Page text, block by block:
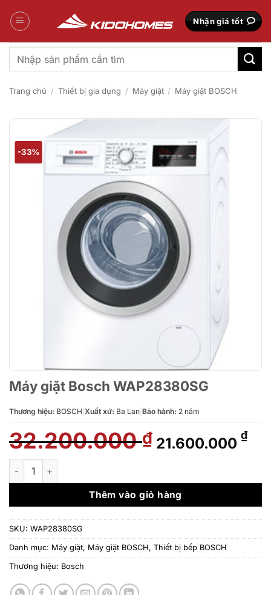
qua
Nhận giá tốt
Tìm
kiếm:
Trang chủ / Thiết bị gia dụng / Máy giặt / Máy giặt BOSCH
-33%
Máy giặt Bosch WAP28380SG
Thương hiệu: BOSCH Xuất xứ: Ba Lan Bảo hành: 2 năm
32.200.000₫ Giá
gốc
32.200.000 ₫.
21.600.000 ₫Giá
là:
Máy giặt Bosch WAP28380SG số lượng
Thêm vào giỏ hàng
SKU: WAP28380SG
Danh mục: Máy giặt, Máy giặt BOSCH, Thiết bị bếp BOSCH
Thương hiệu: Bosch